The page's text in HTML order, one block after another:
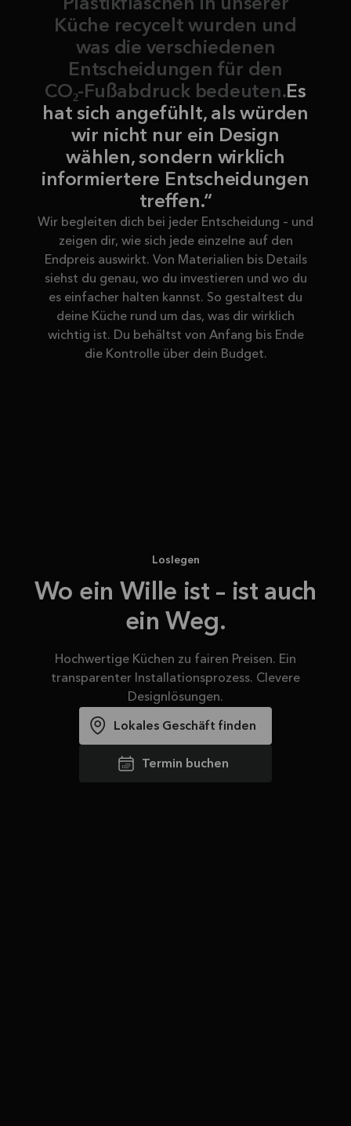
Plastikflaschen in unserer
Küche recycelt wurden und
was die verschiedenen
Entscheidungen für den
CO₂-Fußabdruck bedeuten.Es
hat sich angefühlt, als würden
wir nicht nur ein Design
wählen, sondern wirklich
informiertere Entscheidungen
treffen.“
Wir begleiten dich bei jeder Entscheidung – und
zeigen dir, wie sich jede einzelne auf den
Endpreis auswirkt. Von Materialien bis Details
siehst du genau, wo du investieren und wo du
es einfacher halten kannst. So gestaltest du
deine Küche rund um das, was dir wirklich
wichtig ist. Du behältst von Anfang bis Ende
die Kontrolle über dein Budget.
Loslegen
Wo ein Wille ist – ist auch
ein Weg.
Hochwertige Küchen zu fairen Preisen. Ein
transparenter Installationsprozess. Clevere
Designlösungen.
Lokales Geschäft finden
Termin buchen